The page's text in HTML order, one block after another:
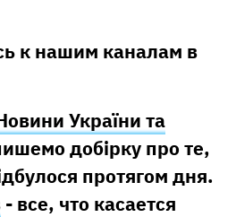
к нашим каналам в
України та
добірку про те,
протягом дня.
- все, что касается